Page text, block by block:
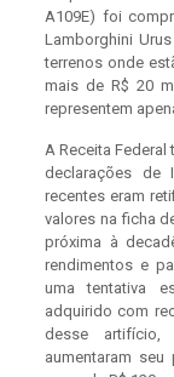
A109E) foi
Lamborghini
terrenos onde
mais de R$ 20
representem
A Receita
declarações de
recentes eram
valores na ficha
próxima à
rendimentos e
uma tentativa
adquirido com
desse
aumentaram